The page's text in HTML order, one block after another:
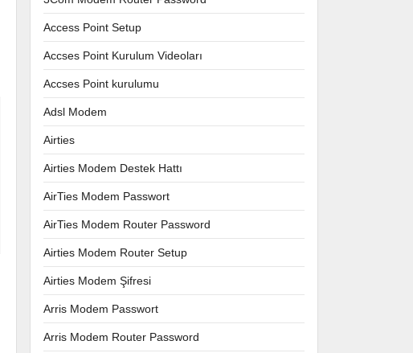
Access Point Setup
Accses Point Kurulum Videoları
Accses Point kurulumu
Adsl Modem
Airties
Airties Modem Destek Hattı
AirTies Modem Passwort
AirTies Modem Router Password
Airties Modem Router Setup
Airties Modem Şifresi
Arris Modem Passwort
Arris Modem Router Password